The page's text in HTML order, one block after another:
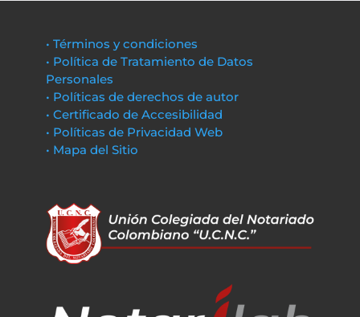
• Términos y condiciones
• Política de Tratamiento de Datos
Personales
• Políticas de derechos de autor
• Certificado de Accesibilidad
• Políticas de Privacidad Web
• Mapa del Sitio